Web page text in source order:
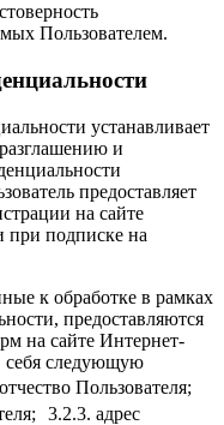
Пользователем.
устанавливает
и
предоставляет
на сайте
при подписке на
к обработке в рамках
предоставляются
на сайте Интернет-
себя следующую
Пользователя;
3.2.3. адрес